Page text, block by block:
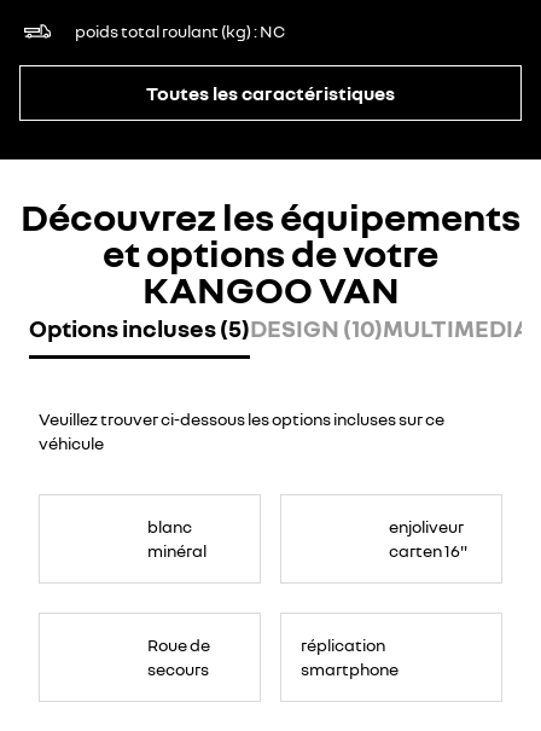
poids total roulant (kg) NC
Toutes les caractéristiques
Découvrez les équipements
et options de votre
KANGOO VAN
Options incluses (5)DESIGN (10)MULTIMEDIA
Veuillez trouver ci-dessous les options incluses sur ce
véhicule
blanc
minéral
enjoliveur
carten 16"
Roue de
secours
réplication
smartphone